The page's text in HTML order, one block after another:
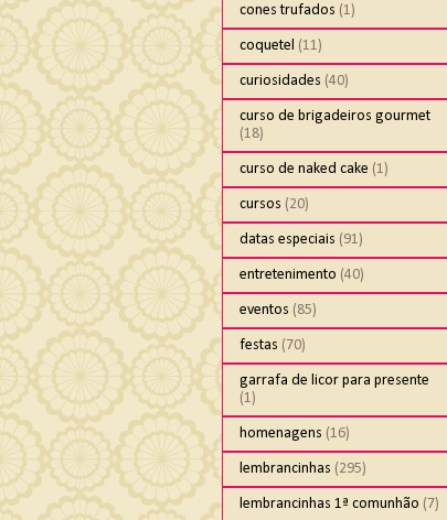
cones trufados (1)
coquetel (11)
curiosidades (40)
curso de brigadeiros gourmet
(18)
curso de naked cake (1)
cursos (20)
datas especiais (91)
entretenimento (40)
eventos (85)
festas (70)
garrafa de licor para presente
(1)
homenagens (16)
lembrancinhas (295)
lembrancinhas 1ª comunhão (7)